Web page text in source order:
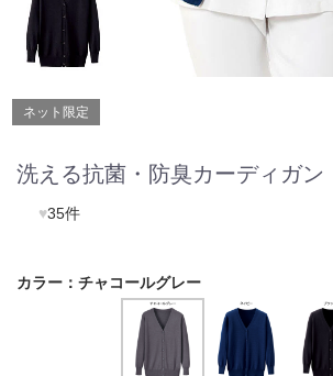
ネット限定
洗える抗菌・防臭カーディガン
♥35件
カラー： チャコールグレー